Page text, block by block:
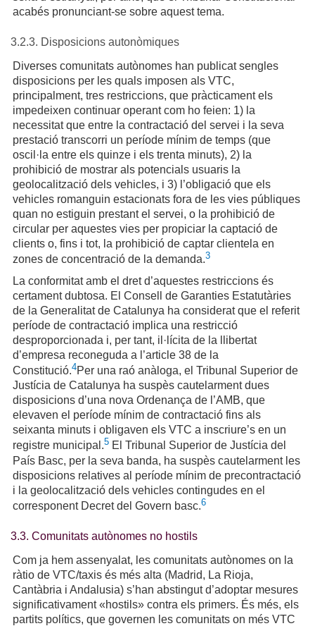
acabés pronunciant-se sobre aquest tema.
3.2.3. Disposicions autonòmiques
Diverses comunitats autònomes han publicat sengles
disposicions per les quals imposen als VTC,
principalment, tres restriccions, que pràcticament els
impedeixen continuar operant com ho feien: 1) la
necessitat que entre la contractació del servei i la seva
prestació transcorri un període mínim de temps (que
oscil·la entre els quinze i els trenta minuts), 2) la
prohibició de mostrar als potencials usuaris la
geolocalització dels vehicles, i 3) l’obligació que els
vehicles romanguin estacionats fora de les vies públiques
quan no estiguin prestant el servei, o la prohibició de
circular per aquestes vies per propiciar la captació de
clients o, fins i tot, la prohibició de captar clientela en
zones de concentració de la demanda.3
La conformitat amb el dret d’aquestes restriccions és
certament dubtosa. El Consell de Garanties Estatutàries
de la Generalitat de Catalunya ha considerat que el referit
període de contractació implica una restricció
desproporcionada i, per tant, il·lícita de la llibertat
d’empresa reconeguda a l’article 38 de la
Constitució.4Per una raó anàloga, el Tribunal Superior de
Justícia de Catalunya ha suspès cautelarment dues
disposicions d’una nova Ordenança de l’AMB, que
elevaven el període mínim de contractació fins als
seixanta minuts i obligaven els VTC a inscriure’s en un
registre municipal.5El Tribunal Superior de Justícia del
País Basc, per la seva banda, ha suspès cautelarment les
disposicions relatives al període mínim de precontractació
i la geolocalització dels vehicles contingudes en el
corresponent Decret del Govern basc.6
3.3. Comunitats autònomes no hostils
Com ja hem assenyalat, les comunitats autònomes on la
ràtio de VTC/taxis és més alta (Madrid, La Rioja,
Cantàbria i Andalusia) s’han abstingut d’adoptar mesures
significativament «hostils» contra els primers. És més, els
partits polítics, que governen les comunitats on més VTC